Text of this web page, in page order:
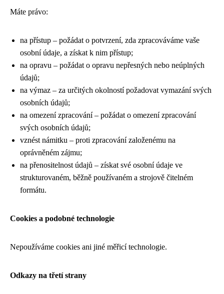
Máte právo:
na přístup – požádat o potvrzení, zda zpracováváme vaše
osobní údaje, a získat k nim přístup;
na opravu – požádat o opravu nepřesných nebo neúplných
údajů;
na výmaz – za určitých okolností požadovat vymazání svých
osobních údajů;
na omezení zpracování – požádat o omezení zpracování
svých osobních údajů;
vznést námitku – proti zpracování založenému na
oprávněném zájmu;
na přenositelnost údajů – získat své osobní údaje ve
strukturovaném, běžně používaném a strojově čitelném
formátu.
Cookies a podobné technologie
Nepoužíváme cookies ani jiné měřicí technologie.
Odkazy na třetí strany